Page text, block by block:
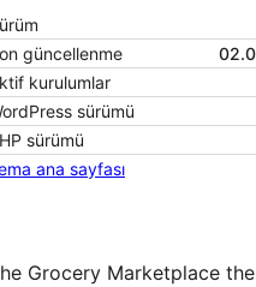
güncellenme
kurulumlar
sürümü
sürümü
ana sayfası
Grocery Marketplace